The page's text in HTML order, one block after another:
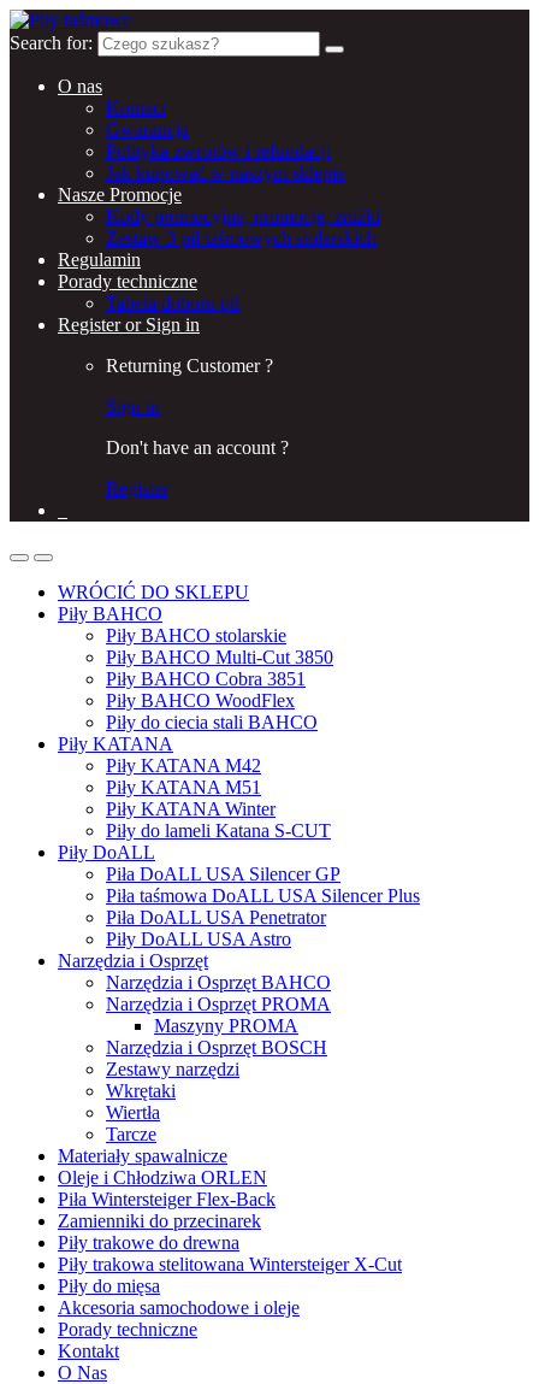
Search for:
O nas
Kontact
Gwarancja
Polityka zwrotów i refundacji
Jak kupować w naszym sklepie
Nasze Promocje
Kody promocyjne, promocje, zniżki
Zestaw 3 pił taśmowych stolarskich
Regulamin
Porady techniczne
Tabela doboru pił
Register or Sign in
Returning Customer ?
Sign in
Don't have an account ?
Register
WRÓCIĆ DO SKLEPU
Piły BAHCO
Piły BAHCO stolarskie
Piły BAHCO Multi-Cut 3850
Piły BAHCO Cobra 3851
Piły BAHCO WoodFlex
Piły do ciecia stali BAHCO
Piły KATANA
Piły KATANA M42
Piły KATANA M51
Piły KATANA Winter
Piły do lameli Katana S-CUT
Piły DoALL
Piła DoALL USA Silencer GP
Piła taśmowa DoALL USA Silencer Plus
Piła DoALL USA Penetrator
Piły DoALL USA Astro
Narzędzia i Osprzęt
Narzędzia i Osprzęt BAHCO
Narzędzia i Osprzęt PROMA
Maszyny PROMA
Narzędzia i Osprzęt BOSCH
Zestawy narzędzi
Wkrętaki
Wiertła
Tarcze
Materiały spawalnicze
Oleje i Chłodziwa ORLEN
Piła Wintersteiger Flex-Back
Zamienniki do przecinarek
Piły trakowe do drewna
Piły trakowa stelitowana Wintersteiger X-Cut
Piły do mięsa
Akcesoria samochodowe i oleje
Porady techniczne
Kontakt
O Nas